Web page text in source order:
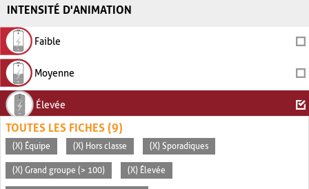
INTENSITÉ D'ANIMATION
Faible
Moyenne
Élevée
TOUTES LES FICHES (9)
(X) Équipe (X) Hors classe (X) Sporadiques
(X) Grand groupe (> 100) (X) Élevée